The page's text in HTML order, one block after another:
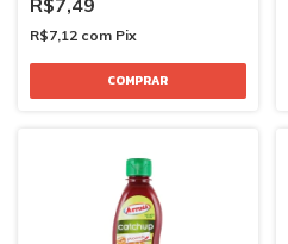
R$7,12 com Pix